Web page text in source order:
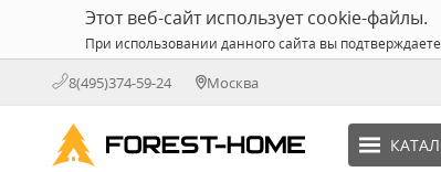
Этот веб-сайт использует cookie-файлы.
При использовании данного сайта вы
8(495)374-59-24 Москва